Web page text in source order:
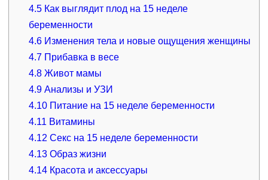
4.5 Как выглядит плод на 15 неделе
беременности
4.6 Изменения тела и новые ощущения женщины
4.7 Прибавка в весе
4.8 Живот мамы
4.9 Анализы и УЗИ
4.10 Питание на 15 неделе беременности
4.11 Витамины
4.12 Секс на 15 неделе беременности
4.13 Образ жизни
4.14 Красота и аксессуары